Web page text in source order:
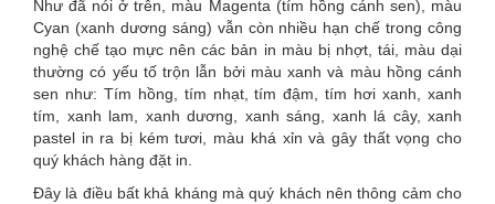
Như đã nói ở trên, màu Magenta (tím hồng cánh sen), màu
Cyan (xanh dương sáng) vẫn còn nhiều hạn chế trong công
nghệ chế tạo mực nên các bản in màu bị nhợt, tái, màu dại
thường có yếu tố trộn lẫn bởi màu xanh và màu hồng cánh
sen như: Tím hồng, tím nhạt, tím đậm, tím hơi xanh, xanh
tím, xanh lam, xanh dương, xanh sáng, xanh lá cây, xanh
pastel in ra bị kém tươi, màu khá xỉn và gây thất vọng cho
quý khách hàng đặt in.
Đây là điều bất khả kháng mà quý khách nên thông cảm cho